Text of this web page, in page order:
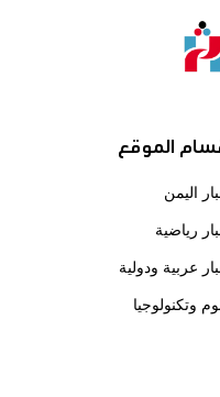
الموقع
اليمن
رياضية
عربية ودولية
وتكنولوجيا